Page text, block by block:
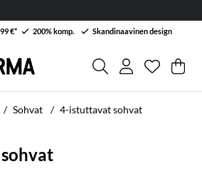
€* 200% komp. Skandinaavinen design
Toivelista
. .
Sohvat 4-istuttavat sohvat